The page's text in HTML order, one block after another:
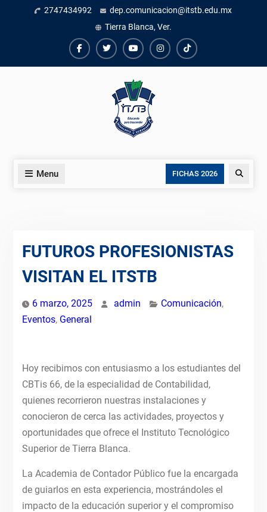
2747434992
dep.comunicacion@itstb.edu.mx
Tierra Blanca, Ver.
FacebookTwiterYoutubeinstagram
TikTok
Menu FICHAS 2026 Search
FUTUROS PROFESIONISTAS
VISITAN EL ITSTB
6 marzo, 2025 admin Comunicación,
Eventos, General
Hoy recibimos con entusiasmo a los estudiantes del
CBTis 66, de la especialidad de Contabilidad,
quienes recorrieron nuestras instalaciones y
conocieron de cerca las actividades, proyectos y
oportunidades que ofrece el Instituto Tecnológico
Superior de Tierra Blanca.
La Academia de Contador Público fue la encargada
de guiarlos en esta experiencia, mostrándoles el
impacto de la educación superior y el compromiso